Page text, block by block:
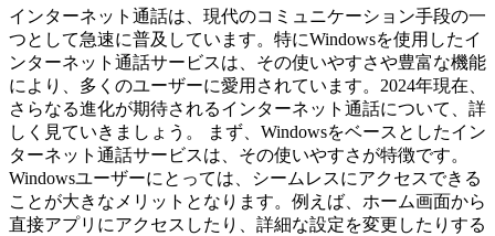
インターネット通話は、現代のコミュニケーション手段の一
つとして急速に普及しています。特にWindowsを使用したイ
ンターネット通話サービスは、その使いやすさや豊富な機能
により、多くのユーザーに愛用されています。2024年現在、
さらなる進化が期待されるインターネット通話について、詳
しく見ていきましょう。 まず、Windowsをベースとしたイン
ターネット通話サービスは、その使いやすさが特徴です。
Windowsユーザーにとっては、シームレスにアクセスできる
ことが大きなメリットとなります。例えば、ホーム画面から
直接アプリにアクセスしたり、詳細な設定を変更したりする